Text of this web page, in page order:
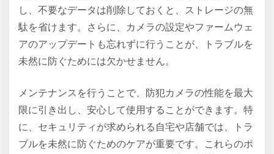
し、不要なデータは削除しておくと、ストレージの無
駄を省けます。さらに、カメラの設定やファームウェ
アのアップデートも忘れずに行うことが、トラブルを
未然に防ぐためには欠かせません。
メンテナンスを行うことで、防犯カメラの性能を最大
限に引き出し、安心して使用することができます。特
に、セキュリティが求められる自宅や店舗では、トラ
ブルを未然に防ぐためのケアが重要です。これらのポ